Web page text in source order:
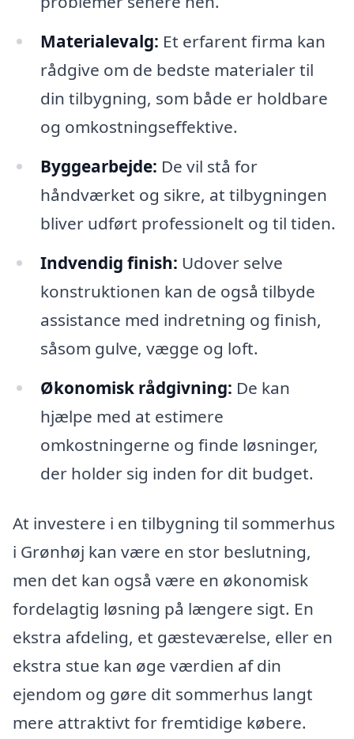
Materialevalg: Et erfarent firma kan
rådgive om de bedste materialer til
din tilbygning, som både er holdbare
og omkostningseffektive.
Byggearbejde: De vil stå for
håndværket og sikre, at tilbygningen
bliver udført professionelt og til tiden.
Indvendig finish: Udover selve
konstruktionen kan de også tilbyde
assistance med indretning og finish,
såsom gulve, vægge og loft.
Økonomisk rådgivning: De kan
hjælpe med at estimere
omkostningerne og finde løsninger,
der holder sig inden for dit budget.
At investere i en tilbygning til sommerhus
i Grønhøj kan være en stor beslutning,
men det kan også være en økonomisk
fordelagtig løsning på længere sigt. En
ekstra afdeling, et gæsteværelse, eller en
ekstra stue kan øge værdien af din
ejendom og gøre dit sommerhus langt
mere attraktivt for fremtidige købere.